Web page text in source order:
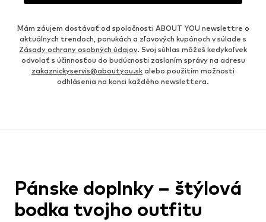
Mám záujem dostávať od spoločnosti ABOUT YOU newslettre o
aktuálnych trendoch, ponukách a zľavových kupónoch v súlade s
Zásady ochrany osobných údajov. Svoj súhlas môžeš kedykoľvek
odvolať s účinnosťou do budúcnosti zaslaním správy na adresu
zakaznickyservis@aboutyou.sk alebo použitím možnosti
odhlásenia na konci každého newslettera.
Pánske doplnky – štýlová
bodka tvojho outfitu